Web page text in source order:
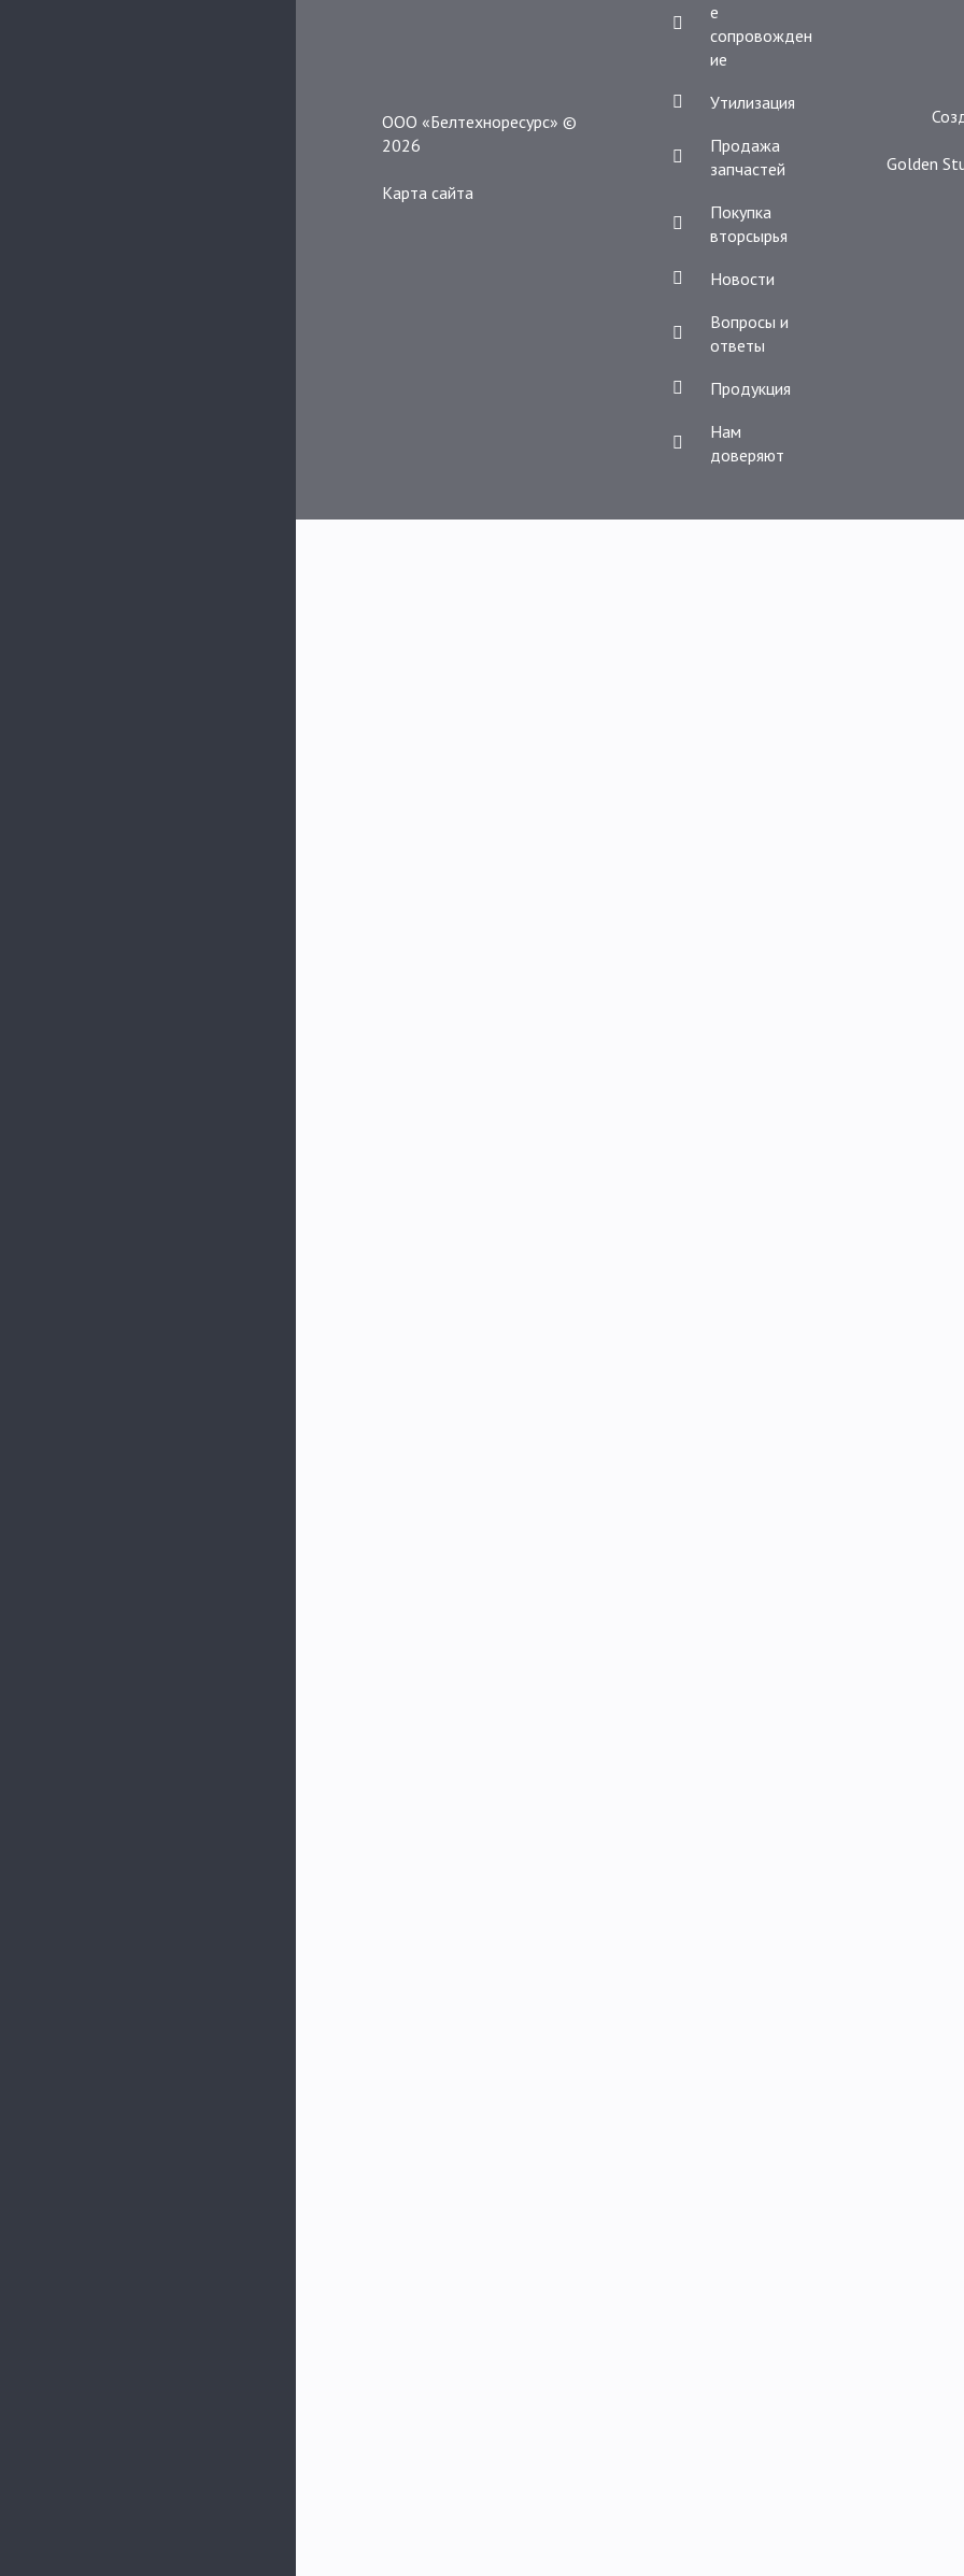
е
сопровожден
ие
Утилизация
Продажа
запчастей
Покупка
вторсырья
Новости
Вопросы и
ответы
Продукция
Нам
доверяют
ООО «Белтехноресурс» ©
2026
Карта сайта
Golden